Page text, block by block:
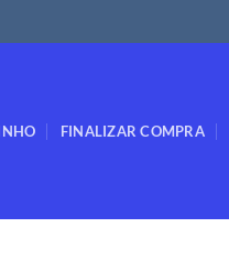
FINALIZAR COMPRA